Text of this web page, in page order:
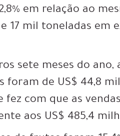
em relação ao
17 mil toneladas em
sete meses do ano,
de US$ 44,8
com que as
aos US$ 485,4